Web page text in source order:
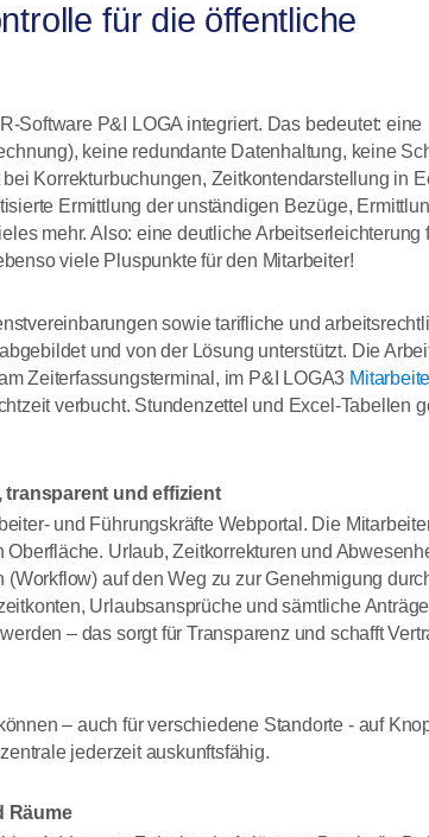
für die öffentliche
Software P&I LOGA integriert. Das bedeutet: eine
keine redundante Datenhaltung, keine
Korrekturbuchungen, Zeitkontendarstellung in
Ermittlung der unständigen Bezüge,
mehr. Also: eine deutliche Arbeitserleichterung
viele Pluspunkte für den Mitarbeiter!
sowie tarifliche und
und von der Lösung unterstützt. Die
Zeiterfassungsterminal, im P&I LOGA3
verbucht. Stundenzettel und Excel-Tabellen
und effizient
und Führungskräfte Webportal. Die
Urlaub, Zeitkorrekturen und
auf den Weg zu zur Genehmigung
Urlaubsansprüche und sämtliche
– das sorgt für Transparenz und schafft
– auch für verschiedene Standorte - auf
jederzeit auskunftsfähig.
Räume